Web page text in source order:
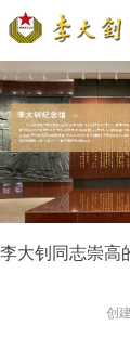
李大钊同志崇高
创